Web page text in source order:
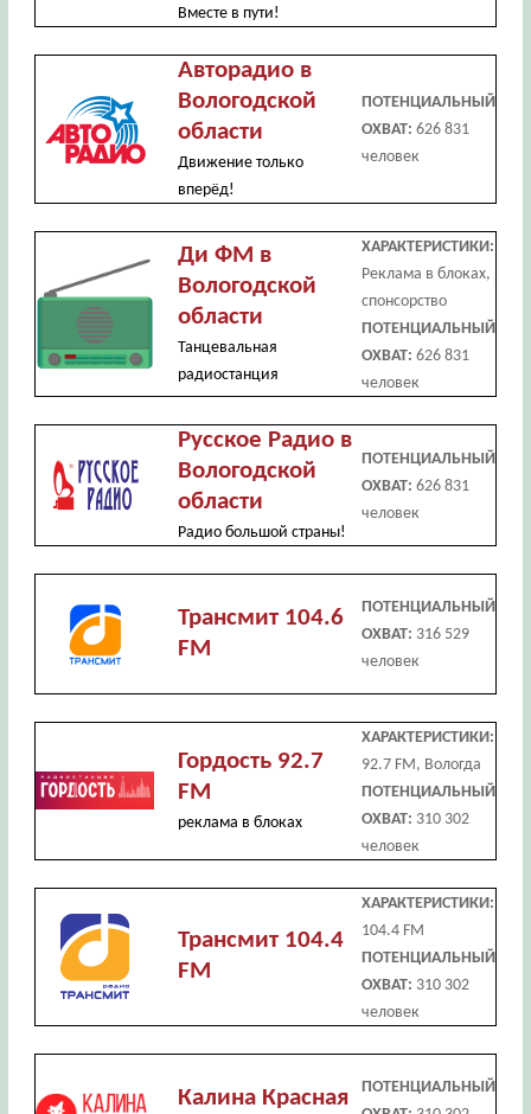
Вместе в пути!
Авторадио в
Вологодской
области
Движение только
вперёд!
ПОТЕНЦИАЛЬНЫЙ
ОХВАТ: 626 831
человек
Ди ФМ в
Вологодской
области
Танцевальная
радиостанция
ХАРАКТЕРИСТИКИ:
Реклама в блоках,
спонсорство
ПОТЕНЦИАЛЬНЫЙ
ОХВАТ: 626 831
человек
Русское Радио в
Вологодской
области
Радио большой страны!
ПОТЕНЦИАЛЬНЫЙ
ОХВАТ: 626 831
человек
Трансмит 104.6
FM
ПОТЕНЦИАЛЬНЫЙ
ОХВАТ: 316 529
человек
Гордость 92.7
FM
реклама в блоках
ХАРАКТЕРИСТИКИ:
92.7 FM, Вологда
ПОТЕНЦИАЛЬНЫЙ
ОХВАТ: 310 302
человек
Трансмит 104.4
FM
ХАРАКТЕРИСТИКИ:
104.4 FM
ПОТЕНЦИАЛЬНЫЙ
ОХВАТ: 310 302
человек
Калина Красная
ПОТЕНЦИАЛЬНЫЙ